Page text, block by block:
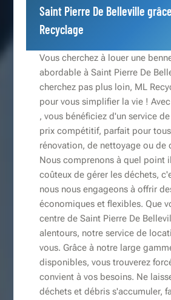
Saint Pierre De Belleville
Recyclage
Vous cherchez à louer une
abordable à Saint Pierre De
cherchez pas plus loin, ML
pour vous simplifier la vie !
, vous bénéficiez d'un service
prix compétitif, parfait pour
rénovation, de nettoyage ou de
Nous comprenons à quel point
coûteux de gérer les déchets,
nous nous engageons à offrir
économiques et flexibles. Que
centre de Saint Pierre De
alentours, notre service de
vous. Grâce à notre large
disponibles, vous trouverez
convient à vos besoins. Ne
déchets et débris s'accumuler,